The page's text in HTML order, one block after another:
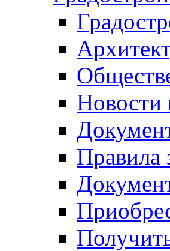
Новости
Правила